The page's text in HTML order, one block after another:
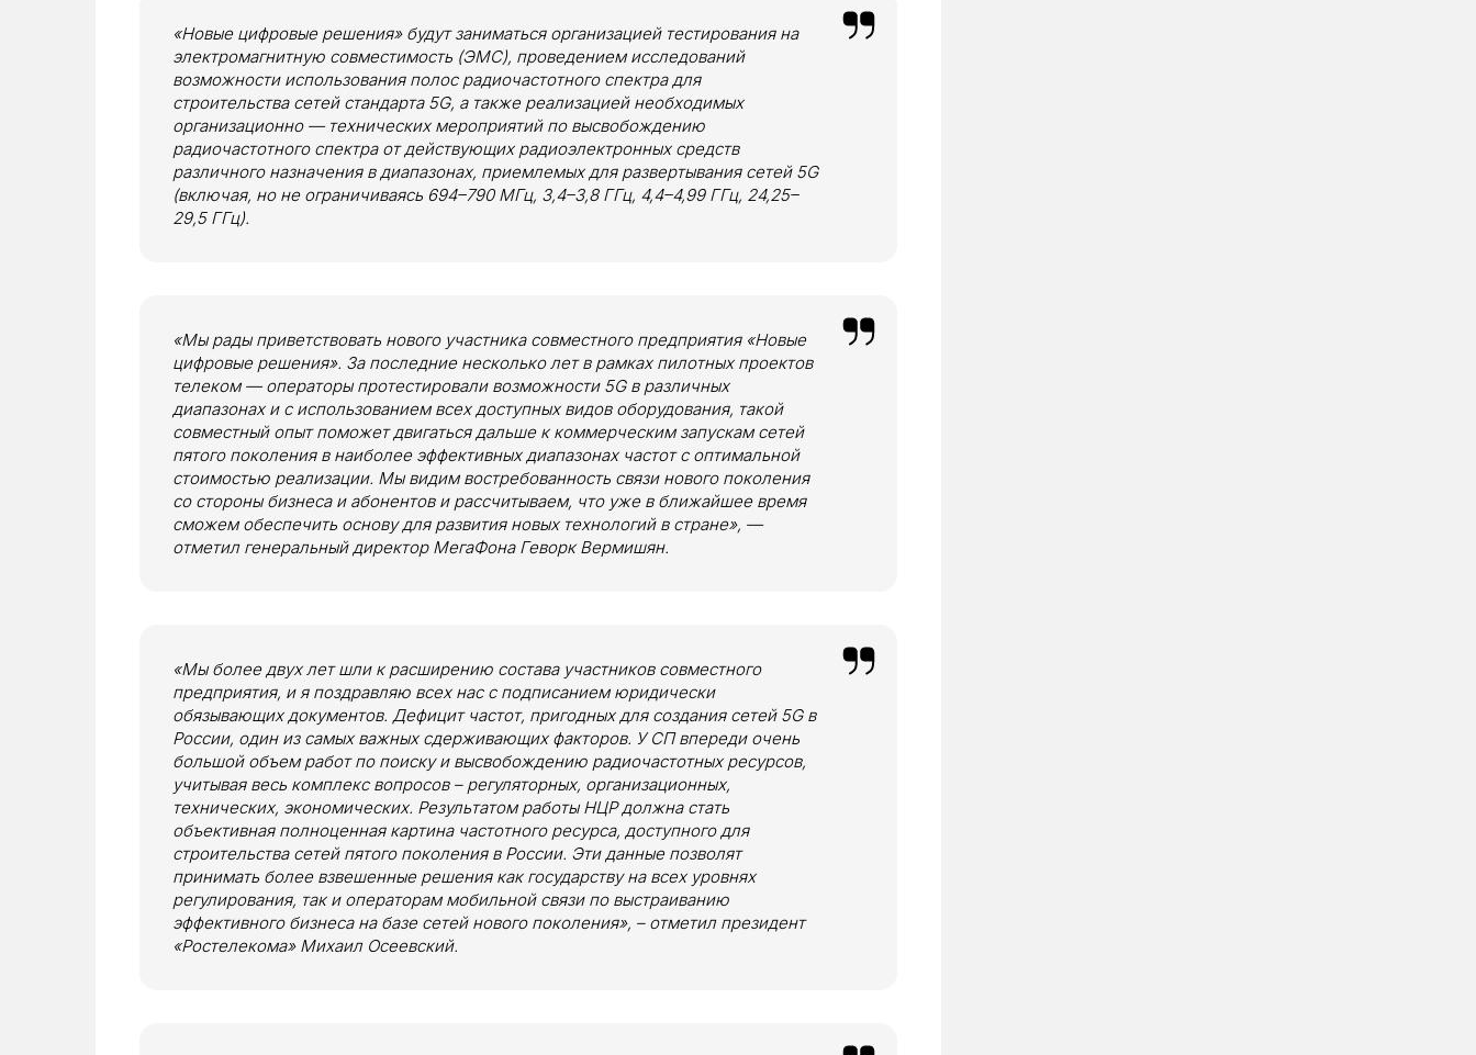
«Новые цифровые решения» будут заниматься организацией тестирования на
электромагнитную совместимость (ЭМС), проведением исследований
возможности использования полос радиочастотного спектра для
строительства сетей стандарта 5G, а также реализацией необходимых
организационно — технических мероприятий по высвобождению
радиочастотного спектра от действующих радиоэлектронных средств
различного назначения в диапазонах, приемлемых для развертывания сетей 5G
(включая, но не ограничиваясь 694–790 МГц, 3,4–3,8 ГГц, 4,4–4,99 ГГц, 24,25–
29,5 ГГц).
«Мы рады приветствовать нового участника совместного предприятия «Новые
цифровые решения». За последние несколько лет в рамках пилотных проектов
телеком — операторы протестировали возможности 5G в различных
диапазонах и с использованием всех доступных видов оборудования, такой
совместный опыт поможет двигаться дальше к коммерческим запускам сетей
пятого поколения в наиболее эффективных диапазонах частот с оптимальной
стоимостью реализации. Мы видим востребованность связи нового поколения
со стороны бизнеса и абонентов и рассчитываем, что уже в ближайшее время
сможем обеспечить основу для развития новых технологий в стране», —
отметил генеральный директор МегаФона Геворк Вермишян.
«Мы более двух лет шли к расширению состава участников совместного
предприятия, и я поздравляю всех нас с подписанием юридически
обязывающих документов. Дефицит частот, пригодных для создания сетей 5G в
России, один из самых важных сдерживающих факторов. У СП впереди очень
большой объем работ по поиску и высвобождению радиочастотных ресурсов,
учитывая весь комплекс вопросов – регуляторных, организационных,
технических, экономических. Результатом работы НЦР должна стать
объективная полноценная картина частотного ресурса, доступного для
строительства сетей пятого поколения в России. Эти данные позволят
принимать более взвешенные решения как государству на всех уровнях
регулирования, так и операторам мобильной связи по выстраиванию
эффективного бизнеса на базе сетей нового поколения», – отметил президент
«Ростелекома» Михаил Осеевский.